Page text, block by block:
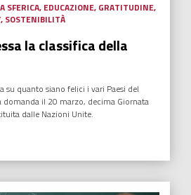
, NUOVI EROI,
elogio dell’andare oltre
nell’era della sostenibilità quando